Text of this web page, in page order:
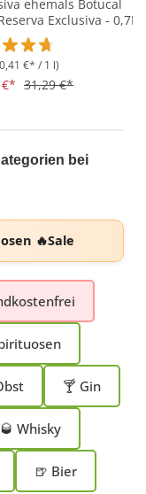
5 Sternen
ehemals Botucal
Exclusiva - 0,7L
€* / 1 l)
€* 31,29 €*
bei
🔥Sale
🍸 Gin
🥃 Whisky
🍺 Bier